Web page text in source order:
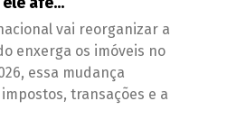
vai reorganizar a
enxerga os imóveis no
essa mudança
transações e a